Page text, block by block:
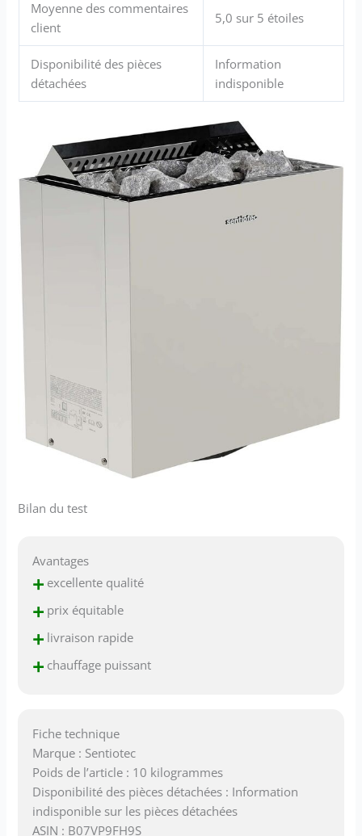
Moyenne des commentaires
client
5,0 sur 5 étoiles
Disponibilité des pièces
détachées
Information
indisponible
Bilan du test
Avantages
+ excellente qualité
+ prix équitable
+ livraison rapide
+ chauffage puissant
Fiche technique
Marque : Sentiotec
Poids de l’article : 10 kilogrammes
Disponibilité des pièces détachées : Information
indisponible sur les pièces détachées
ASIN : B07VP9FH9S